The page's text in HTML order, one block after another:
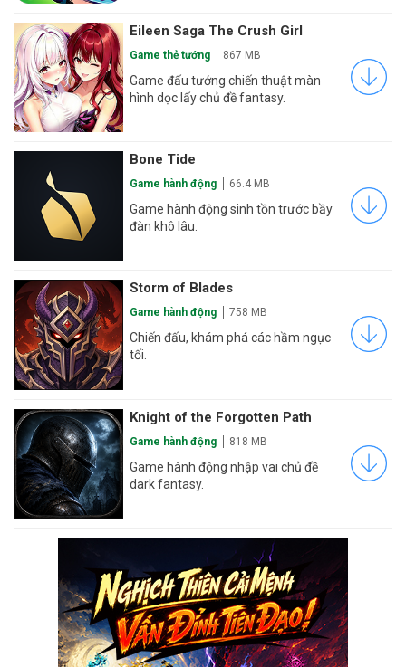
Eileen Saga The Crush Girl
Game thẻ tướng 867 MB
Game đấu tướng chiến thuật màn
hình dọc lấy chủ đề fantasy.
Bone Tide
Game hành động 66.4 MB
Game hành động sinh tồn trước bầy
đàn khô lâu.
Storm of Blades
Game hành động 758 MB
Chiến đấu, khám phá các hầm ngục
tối.
Knight of the Forgotten Path
Game hành động 818 MB
Game hành động nhập vai chủ đề
dark fantasy.